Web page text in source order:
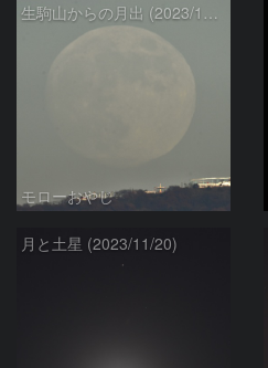
生駒山からの月出 (2023/11/26)
モローおやじ
月と土星 (2023/11/20)